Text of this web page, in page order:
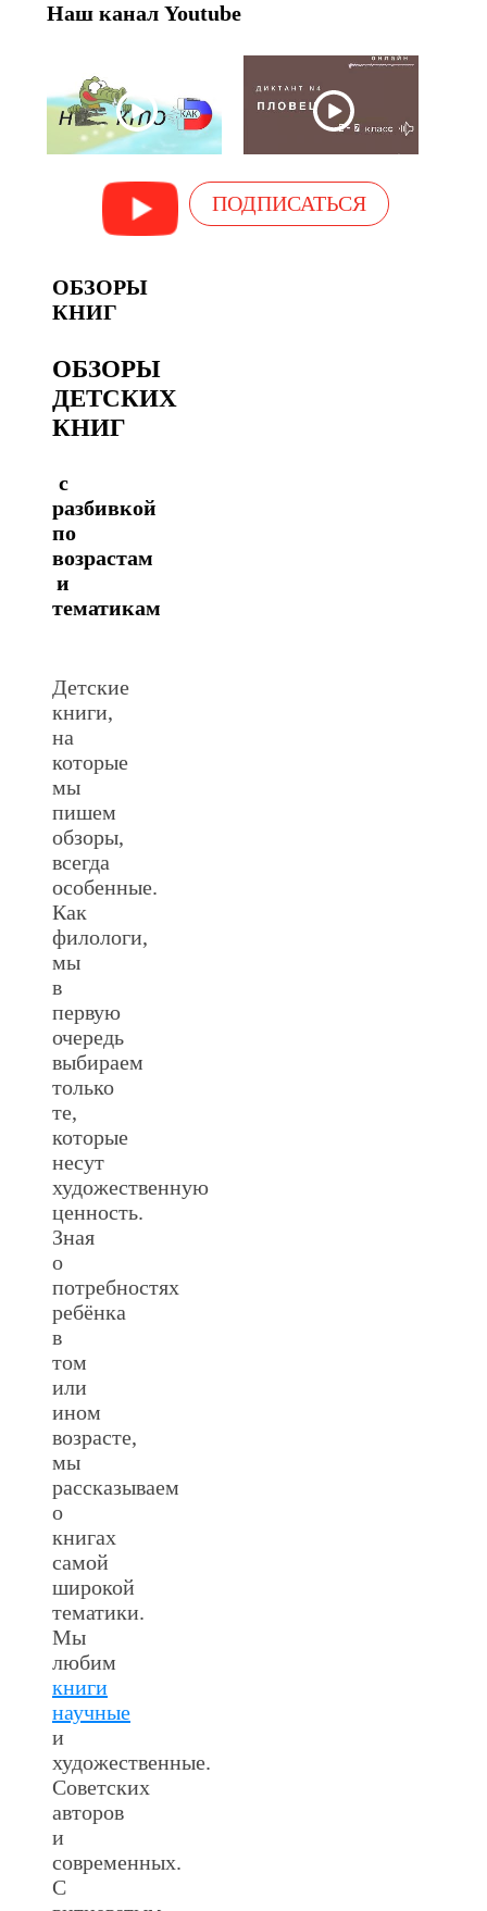
Наш канал Youtube
ПОДПИСАТЬСЯ
ОБЗОРЫ
КНИГ
ОБЗОРЫ
ДЕТСКИХ
КНИГ
с
разбивкой
по
возрастам
и
тематикам
Детские
книги,
на
которые
мы
пишем
обзоры,
всегда
особенные.
Как
филологи,
мы
в
первую
очередь
выбираем
только
те,
которые
несут
художественную
ценность.
Зная
о
потребностях
ребёнка
в
том
или
ином
возрасте,
мы
рассказываем
о
книгах
самой
широкой
тематики.
Мы
любим
книги
научные
и
художественные.
Советских
авторов
и
современных.
С